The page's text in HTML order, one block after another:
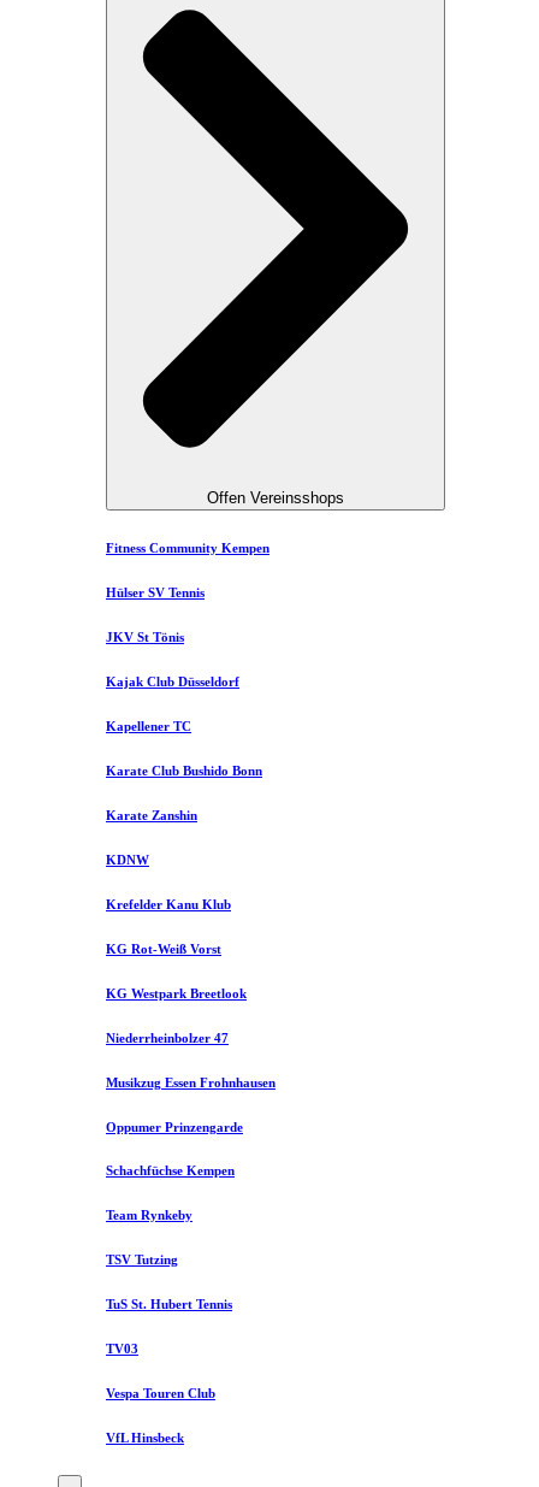
Offen Vereinsshops
Fitness Community Kempen
Hülser SV Tennis
JKV St Tönis
Kajak Club Düsseldorf
Kapellener TC
Karate Club Bushido Bonn
Karate Zanshin
KDNW
Krefelder Kanu Klub
KG Rot-Weiß Vorst
KG Westpark Breetlook
Niederrheinbolzer 47
Musikzug Essen Frohnhausen
Oppumer Prinzengarde
Schachfüchse Kempen
Team Rynkeby
TSV Tutzing
TuS St. Hubert Tennis
TV03
Vespa Touren Club
VfL Hinsbeck